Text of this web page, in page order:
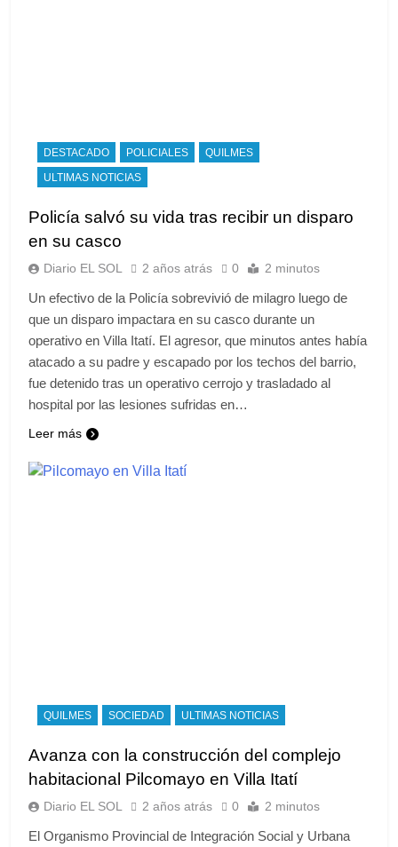
DESTACADO POLICIALES
QUILMES
ULTIMAS NOTICIAS
Policía salvó su vida tras recibir un disparo
en su casco
Diario EL SOL 2 años atrás 0 2 minutos
Un efectivo de la Policía sobrevivió de milagro luego de
que un disparo impactara en su casco durante un
operativo en Villa Itatí. El agresor, que minutos antes había
atacado a su padre y escapado por los techos del barrio,
fue detenido tras un operativo cerrojo y trasladado al
hospital por las lesiones sufridas en…
Leer más
QUILMES SOCIEDAD ULTIMAS NOTICIAS
Avanza con la construcción del complejo
habitacional Pilcomayo en Villa Itatí
Diario EL SOL 2 años atrás 0 2 minutos
El Organismo Provincial de Integración Social y Urbana